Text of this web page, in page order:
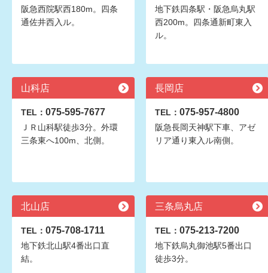
阪急西院駅西180m。四条
通佐井西入ル。
地下鉄四条駅・阪急烏丸駅
西200m。四条通新町東入
ル。
山科店
TEL： 075-595-7677
ＪＲ山科駅徒歩3分。外環
三条東へ100m、北側。
長岡店
TEL： 075-957-4800
阪急長岡天神駅下車、アゼ
リア通り東入ル南側。
北山店
TEL： 075-708-1711
地下鉄北山駅4番出口直
結。
三条烏丸店
TEL： 075-213-7200
地下鉄烏丸御池駅5番出口
徒歩3分。